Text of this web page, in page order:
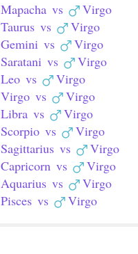
Mapacha vs
Virgo
Taurus vs
Virgo
Gemini vs
Virgo
Saratani vs
Virgo
Leo vs
Virgo
Virgo vs
Virgo
Libra vs
Virgo
Scorpio vs
Virgo
Sagittarius vs
Virgo
Capricorn vs
Virgo
Aquarius vs
Virgo
Pisces vs Virgo